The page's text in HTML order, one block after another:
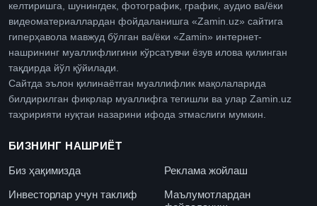
келтиришга, шунингдек, фотографик, график, аудио ва/ёки
видеоматериаллардан фойдаланишга «Zamin.uz» сайтига
гиперҳавола мавжуд бўлган ва/ёки «Zamin» интернет-
нашрининг муаллифлигини кўрсатувчи ёзув илова қилинган
тақдирда йўл қўйилади.
Сайтда эълон қилинаётган муаллифлик мақолаларида
билдирилган фикрлар муаллифга тегишли ва улар Zamin.uz
таҳририяти нуқтаи назарини ифода этмаслиги мумкин.
БИЗНИНГ НАШРИЁТ
Биз ҳақимизда
Реклама жойлаш
Инвесторлар учун таклиф
Маълумотлардан